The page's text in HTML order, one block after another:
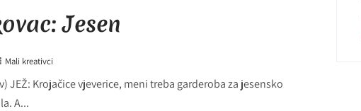
Jesen
Mali kreativci
JEŽ: Krojačice vjeverice, meni treba garderoba za jesensko
A...